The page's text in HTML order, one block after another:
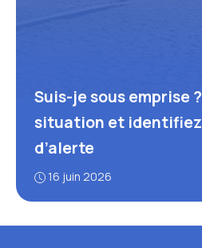
Suis-je sous emprise
situation et identifiez
d’alerte
16 juin 2026